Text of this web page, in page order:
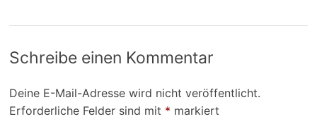
Schreibe einen Kommentar
Deine E-Mail-Adresse wird nicht veröffentlicht.
Erforderliche Felder sind mit * markiert